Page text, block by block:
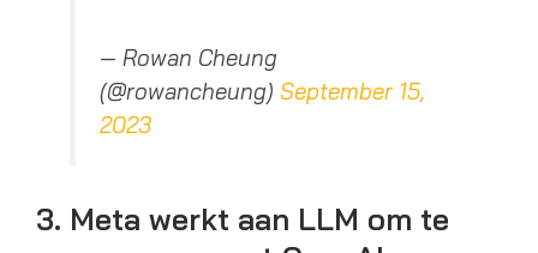
— Rowan Cheung
(@rowancheung)September 15,
2023
3. Meta werkt aan LLM om te